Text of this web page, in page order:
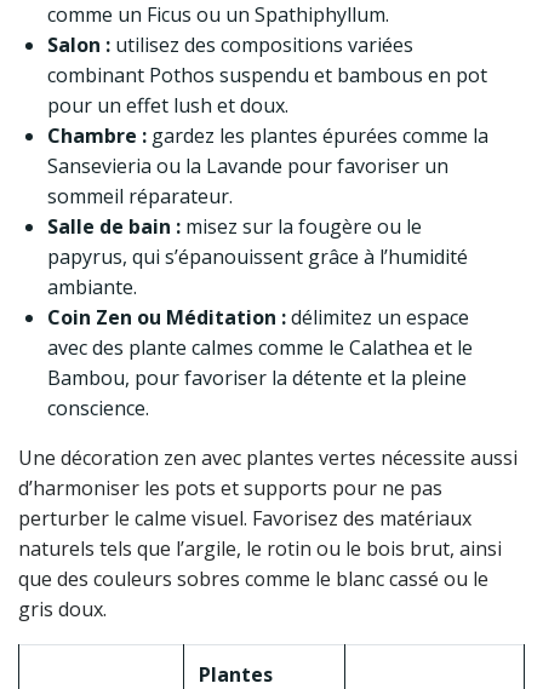
comme un Ficus ou un Spathiphyllum.
Salon : utilisez des compositions variées
combinant Pothos suspendu et bambous en pot
pour un effet lush et doux.
Chambre : gardez les plantes épurées comme la
Sansevieria ou la Lavande pour favoriser un
sommeil réparateur.
Salle de bain : misez sur la fougère ou le
papyrus, qui s’épanouissent grâce à l’humidité
ambiante.
Coin Zen ou Méditation :délimitez un espace
avec des plante calmes comme le Calathea et le
Bambou, pour favoriser la détente et la pleine
conscience.
Une décoration zen avec plantes vertes nécessite aussi
d’harmoniser les pots et supports pour ne pas
perturber le calme visuel. Favorisez des matériaux
naturels tels que l’argile, le rotin ou le bois brut, ainsi
que des couleurs sobres comme le blanc cassé ou le
gris doux.
Plantes